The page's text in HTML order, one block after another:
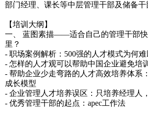
部门经理、课长等中层管理干部及储备干
【培训大纲】
一、 蓝图素描——适合自己的管理干部
里？
- 职场案例解析：500强的人才模式为何难
- 怎样的人才观可以帮助中国企业避免培
- 帮助企业少走弯路的人才高效培养体系
成长模型
- 企业管理人才培养误区：只培养经理人
- 优秀管理干部的起点：apec工作法